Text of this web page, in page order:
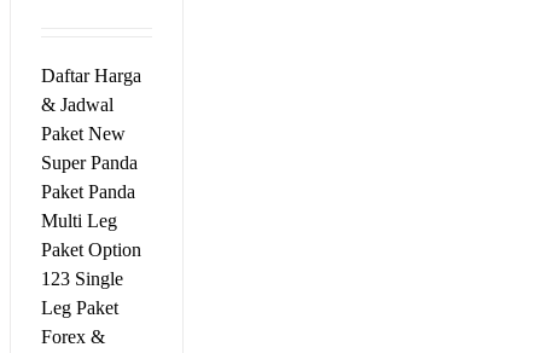
Daftar Harga
& Jadwal
Paket New
Super Panda
Paket Panda
Multi Leg
Paket Option
123 Single
Leg Paket
Forex &